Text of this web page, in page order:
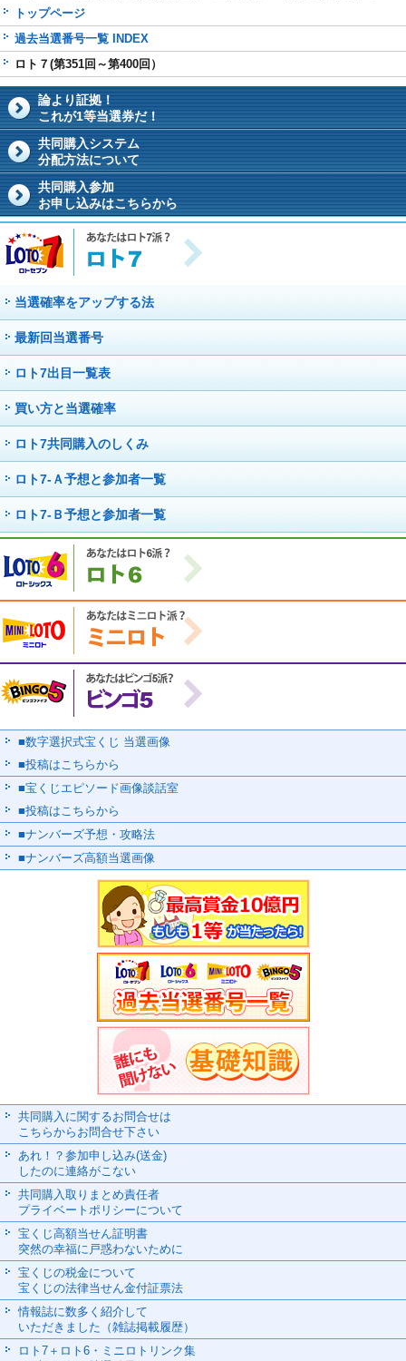
トップページ
過去当選番号一覧 INDEX
ロト７(第351回～第400回）
論より証拠！
これが1等当選券だ！
共同購入システム
分配方法について
共同購入参加
お申し込みはこちらから
当選確率をアップする法
最新回当選番号
ロト7出目一覧表
買い方と当選確率
ロト7共同購入のしくみ
ロト7-Ａ予想と参加者一覧
ロト7-Ｂ予想と参加者一覧
■数字選択式宝くじ 当選画像
■投稿はこちらから
■宝くじエピソード画像談話室
■投稿はこちらから
■ナンバーズ予想・攻略法
■ナンバーズ高額当選画像
共同購入に関するお問合せは
こちらからお問合せ下さい
あれ！？参加申し込み(送金)
したのに連絡がこない
共同購入取りまとめ責任者
プライベートポリシーについて
宝くじ高額当せん証明書
突然の幸福に戸惑わないために
宝くじの税金について
宝くじの法律当せん金付証票法
情報誌に数多く紹介して
いただきました（雑誌掲載履歴）
ロト7＋ロト6・ミニロトリンク集